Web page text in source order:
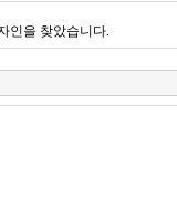
인을 찾았습니다.